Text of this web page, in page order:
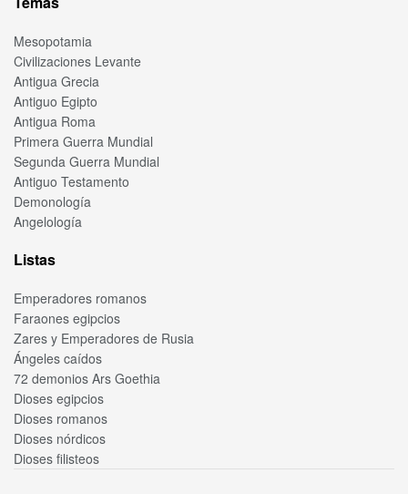
Mesopotamia
Civilizaciones Levante
Antigua Grecia
Antiguo Egipto
Antigua Roma
Primera Guerra Mundial
Segunda Guerra Mundial
Antiguo Testamento
Demonología
Angelología
Listas
Emperadores romanos
Faraones egipcios
Zares y Emperadores de Rusia
Ángeles caídos
72 demonios Ars Goethia
Dioses egipcios
Dioses romanos
Dioses nórdicos
Dioses filisteos